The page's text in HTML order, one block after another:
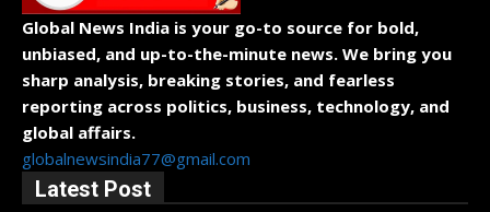
Global News India is your go-to source for bold,
unbiased, and up-to-the-minute news. We bring you
sharp analysis, breaking stories, and fearless
reporting across politics, business, technology, and
global affairs.
globalnewsindia77@gmail.com
Latest Post